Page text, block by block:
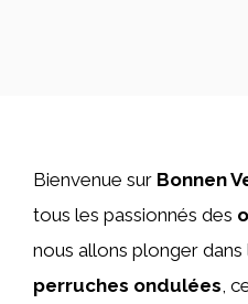
Bienvenue sur Bonnen
tous les passionnés des
nous allons plonger dans
perruches ondulées,